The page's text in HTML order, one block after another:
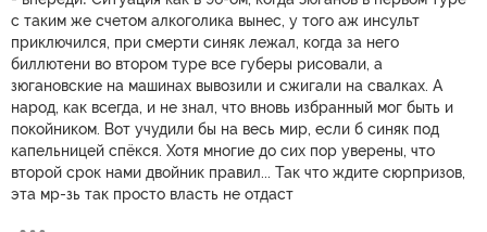
с таким же счетом алкоголика вынес, у того аж инсульт
приключился, при смерти синяк лежал, когда за него
биллютени во втором туре все губеры рисовали, а
зюгановские на машинах вывозили и сжигали на свалках. А
народ, как всегда, и не знал, что вновь избранный мог быть и
покойником. Вот учудили бы на весь мир, если б синяк под
капельницей спёкся. Хотя многие до сих пор уверены, что
второй срок нами двойник правил... Так что ждите сюрпризов,
эта мр-зь так просто власть не отдаст